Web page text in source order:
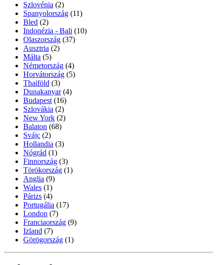
Szlovénia (2)
Spanyolország (11)
Bled (2)
Indonézia - Bali (10)
Olaszország (37)
Ausztria (2)
Málta (5)
Németország (4)
Horvátország (5)
Thaiföld (3)
Dunakanyar (4)
Budapest (16)
Szlovákia (2)
New York (2)
Balaton (68)
Svájc (2)
Hollandia (3)
Nógrád (1)
Finnország (3)
Törökország (1)
Anglia (9)
Wales (1)
Párizs (4)
Portugália (17)
London (7)
Franciaország (9)
Izland (7)
Görögország (1)